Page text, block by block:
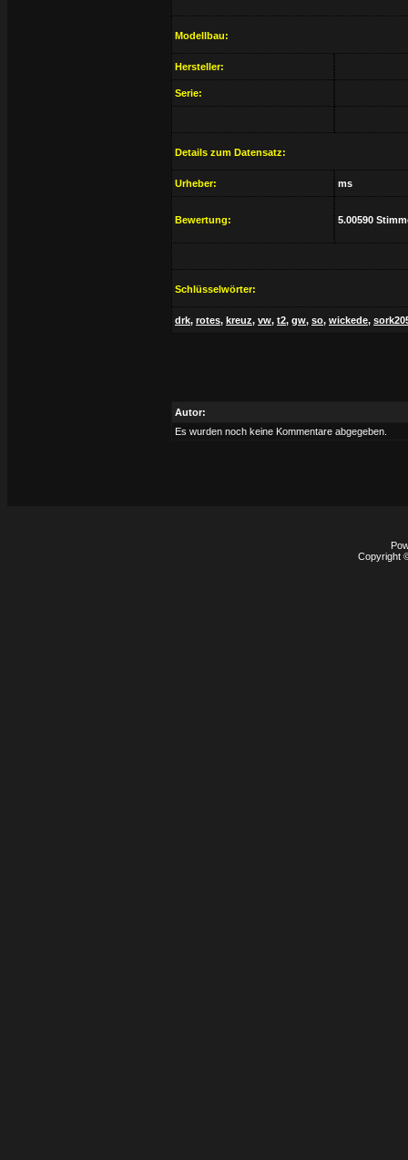
Modellbau:
Hersteller:
Serie:
Details zum Datensatz:
Urheber: ms
Bewertung: 5.00590
Schlüsselwörter:
drk, rotes, kreuz, vw, t2, gw, so, wickede,
Autor:
Es wurden noch keine Kommentare abgegeben.
Copyright